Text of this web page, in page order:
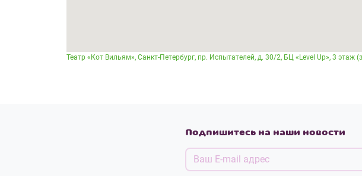
Театр «Кот Вильям», Санкт-Петербург, пр. Испытателей, д. 30/2, БЦ «Level Up», 3 этаж
Подпишитесь на наши новости